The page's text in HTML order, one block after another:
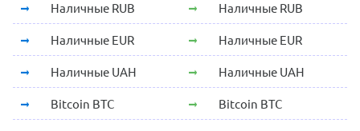
Наличные RUB Наличные RUB
Наличные EUR Наличные EUR
Наличные UAH Наличные UAH
Bitcoin BTC Bitcoin BTC